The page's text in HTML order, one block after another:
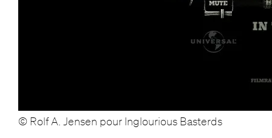
© Rolf A. Jensen pour Inglourious Basterds